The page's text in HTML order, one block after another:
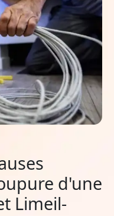
d'une
Limeil-